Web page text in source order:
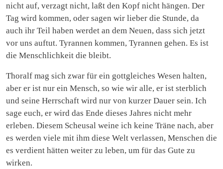
nicht auf, verzagt nicht, laßt den Kopf nicht hängen. Der
Tag wird kommen, oder sagen wir lieber die Stunde, da
auch ihr Teil haben werdet an dem Neuen, dass sich jetzt
vor uns auftut. Tyrannen kommen, Tyrannen gehen. Es ist
die Menschlichkeit die bleibt.
Thoralf mag sich zwar für ein gottgleiches Wesen halten,
aber er ist nur ein Mensch, so wie wir alle, er ist sterblich
und seine Herrschaft wird nur von kurzer Dauer sein. Ich
sage euch, er wird das Ende dieses Jahres nicht mehr
erleben. Diesem Scheusal weine ich keine Träne nach, aber
es werden viele mit ihm diese Welt verlassen, Menschen die
es verdient hätten weiter zu leben, um für das Gute zu
wirken.